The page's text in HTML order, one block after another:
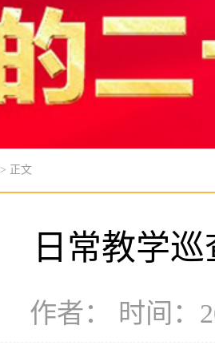
> 正文
日常教学
作者： 时间：